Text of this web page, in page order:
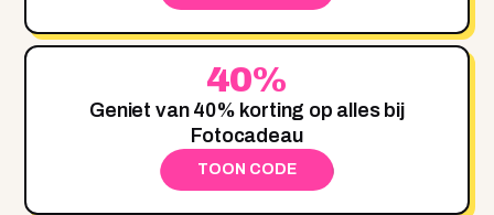
40%
Geniet van 40% korting op alles bij
Fotocadeau
TOON CODE